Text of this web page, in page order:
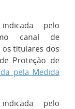
pelo
canal de
titulares dos
Proteção de
pela Medida
pelo